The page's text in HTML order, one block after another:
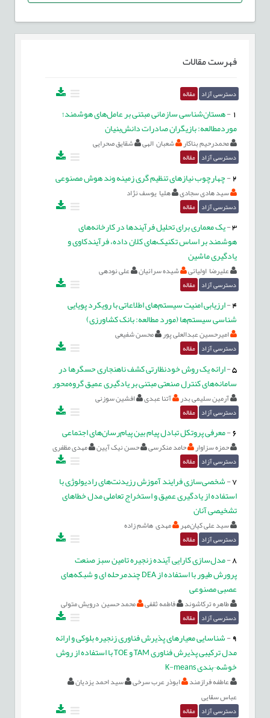
فهرست مقالات
دسترسی آزاد مقاله
-هستان‌شناسی سازمانی مبتنی بر عامل‌های هوشمند؛
مورد‌مطالعه: بازیگران صادرات دانش‌بنیان
محمدرحیم بناکار شعبان الهی شقایق صحرایی
دسترسی آزاد مقاله
2
-چهارچوب نیازهای تنظیم گری زمینه وند هوش مصنوعی
سید هادی سجادی هلیا یوسف نژاد
دسترسی آزاد مقاله
3
-یک معماری برای تحلیل فرآیندها در کارخانه‌های
هوشمند بر اساس تکنیک‌های کلان داده، فرآیندکاوی و
یادگیری ماشین
علیرضا اولیائی شیده سرائیان علی نودهی
دسترسی آزاد مقاله
4
-ارزیابی امنیت سیستم‌های اطلاعاتی با رویکرد پویایی
شناسی سیستم‌ها (مورد مطالعه: بانک کشاورزی)
امیرحسین عبدالعلی پور محسن شفیعی
دسترسی آزاد مقاله
5
-ارائه یک روش خودنظارتی کشف ناهنجاری حسگرها در
سامانه‌های کنترل صنعتی مبتنی بر یادگیری عمیق گروه‌محور
آرمین سلیمی بدر آتنا عبدی افشین سوزنی
دسترسی آزاد مقاله
6
-معرفی پروتکل تبادل پیام بین پیام‌رسان‌های اجتماعی
حمزه سزاوار حامد منکرسی حسن نیک آیین مهدی مظفری
دسترسی آزاد مقاله
7
-شخصی‌سازی فرایند آموزش رزیدنت‌های رادیولوژی با
استفاده از یادگیری عمیق و استخراج تعاملی مدل خطاهای
تشخیصی آنان
سید علی کیان‌مهر مهدی هاشم زاده
دسترسی آزاد مقاله
8
-مدل‌سازی کارایی آینده زنجیره تامین سبز صنعت
پرورش طیور با استفاده از DEA چندمرحله ای و شبکه‌های
عصبی مصنوعی
طاهره ترکاشوند فاطمه ثقفی محمد حسین درویش متولی
دسترسی آزاد مقاله
9
-شناسایی معیارهای پذیرش فناوری زنجیره بلوکی و ارائه
مدل ترکیبی پذیرش فناوری TAM و TOE با استفاده از روش
خوشه¬بندی K-means
عاطفه فرازمند ابوذر عرب سرخی
سید احمد یزدیان
عباس سقایی
دسترسی آزاد مقاله